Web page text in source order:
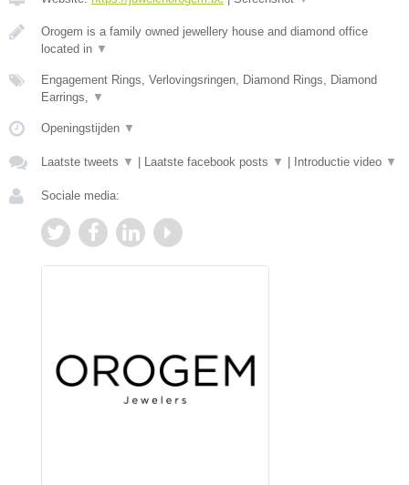
Orogem is a family owned jewellery house and diamond office
located in ▼
Engagement Rings, Verlovingsringen, Diamond Rings, Diamond
Earrings, ▼
Openingstijden ▼
Laatste tweets ▼ Laatste facebook posts ▼ Introductie video ▼
Sociale media: